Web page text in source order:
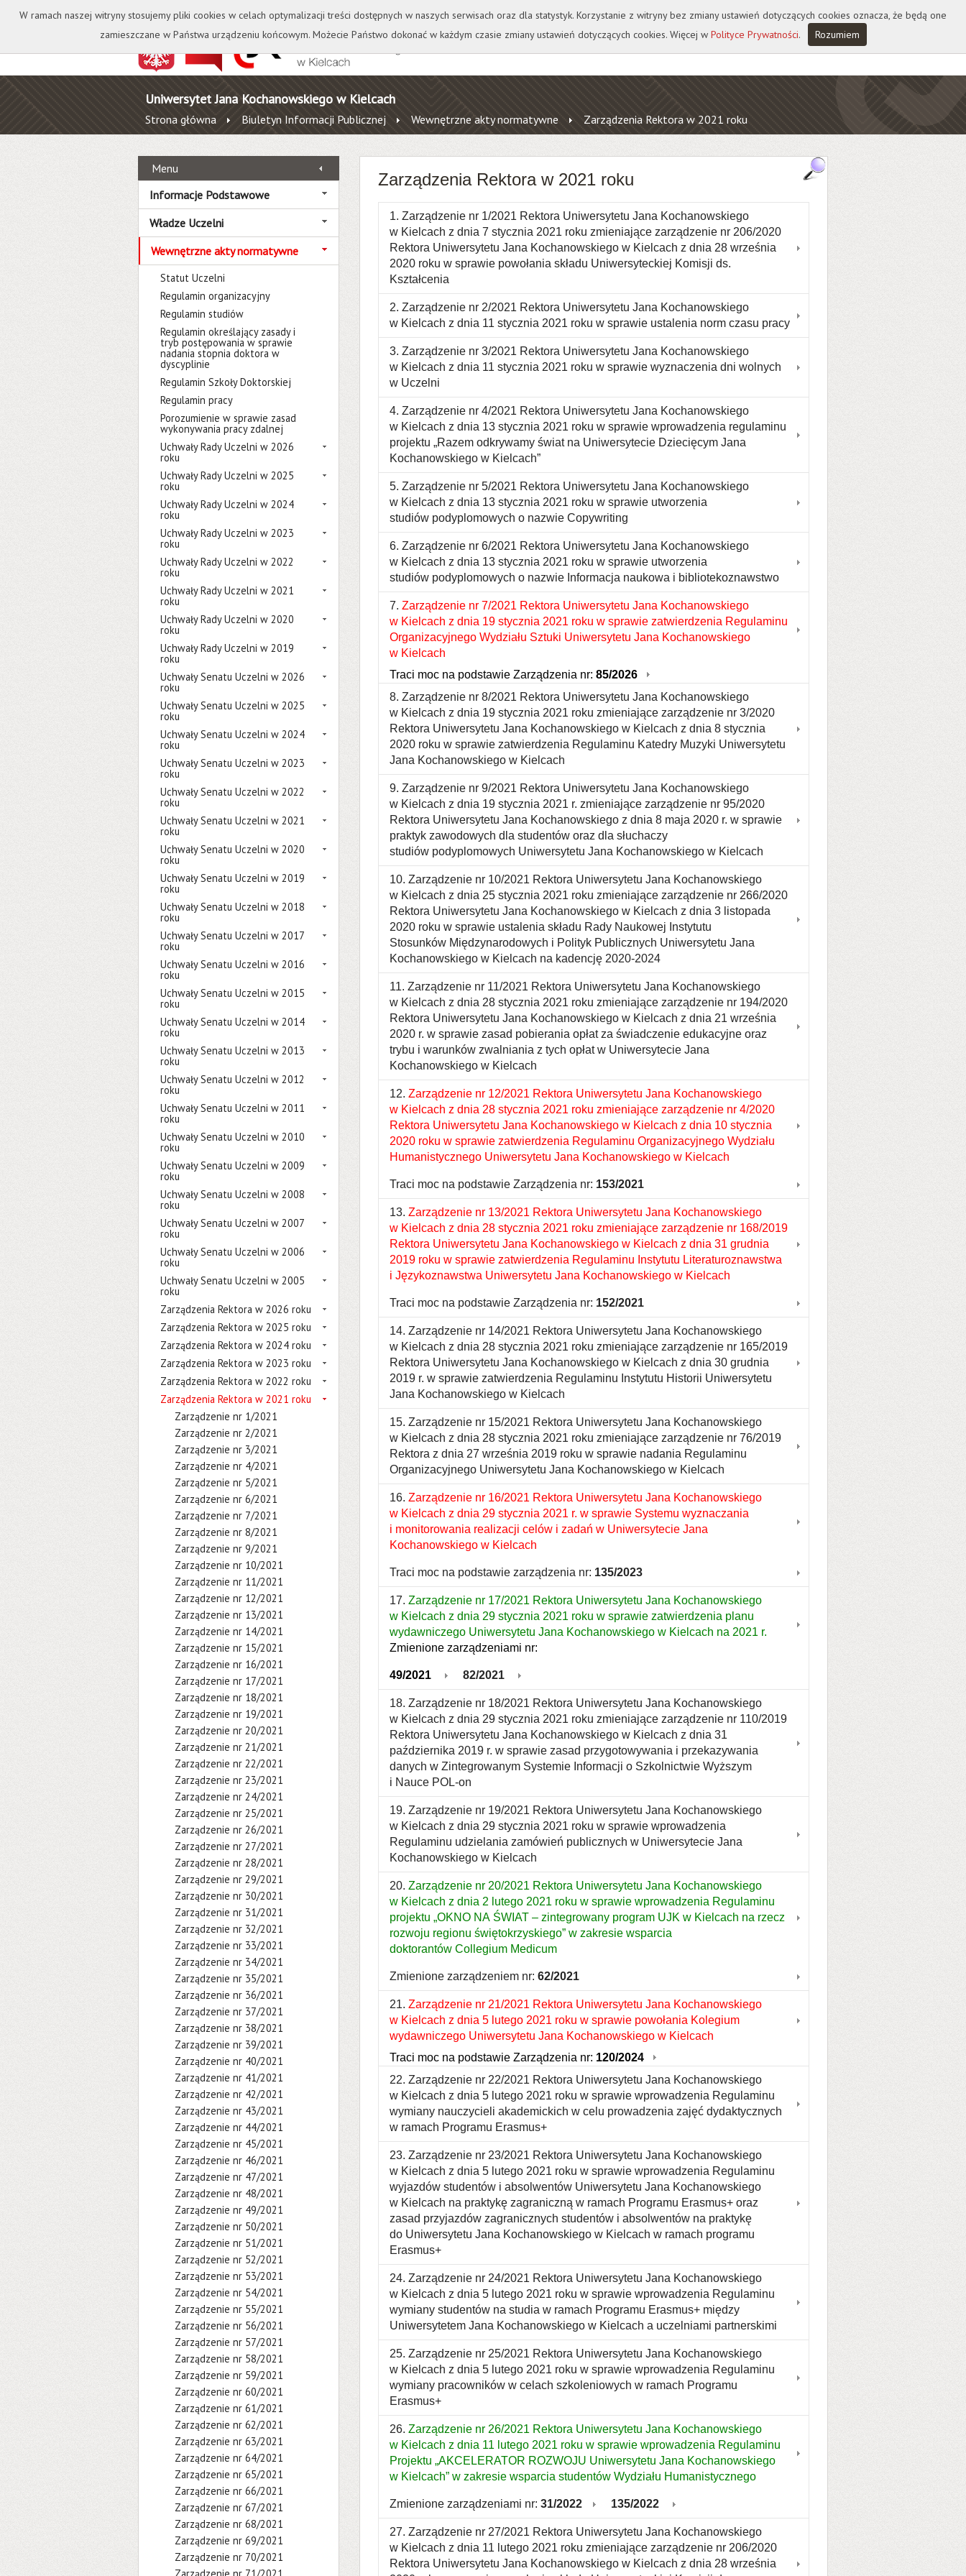
Kontakt Biblioteka Wydawnictwo Wirtualna Uczelnia A A A A
Uniwersytet Jana Kochanowskiego w Kielcach
Strona główna Biuletyn Informacji Publicznej Wewnętrzne akty normatywne Zarządzenia Rektora w 2021 roku
Menu
Informacje Podstawowe
Władze Uczelni
Wewnętrzne akty normatywne
Statut Uczelni
Regulamin organizacyjny
Regulamin studiów
Regulamin określający zasady i
tryb postępowania w sprawie
nadania stopnia doktora w
dyscyplinie
Regulamin Szkoły Doktorskiej
Regulamin pracy
Porozumienie w sprawie zasad
wykonywania pracy zdalnej
Uchwały Rady Uczelni w 2026
roku
Uchwały Rady Uczelni w 2025
roku
Uchwały Rady Uczelni w 2024
roku
Uchwały Rady Uczelni w 2023
roku
Uchwały Rady Uczelni w 2022
roku
Uchwały Rady Uczelni w 2021
roku
Uchwały Rady Uczelni w 2020
roku
Uchwały Rady Uczelni w 2019
roku
Uchwały Senatu Uczelni w 2026
roku
Uchwały Senatu Uczelni w 2025
roku
Uchwały Senatu Uczelni w 2024
roku
Uchwały Senatu Uczelni w 2023
roku
Uchwały Senatu Uczelni w 2022
roku
Uchwały Senatu Uczelni w 2021
roku
Uchwały Senatu Uczelni w 2020
roku
Uchwały Senatu Uczelni w 2019
roku
Uchwały Senatu Uczelni w 2018
roku
Uchwały Senatu Uczelni w 2017
roku
Uchwały Senatu Uczelni w 2016
roku
Uchwały Senatu Uczelni w 2015
roku
Uchwały Senatu Uczelni w 2014
roku
Uchwały Senatu Uczelni w 2013
roku
Uchwały Senatu Uczelni w 2012
roku
Uchwały Senatu Uczelni w 2011
roku
Uchwały Senatu Uczelni w 2010
roku
Uchwały Senatu Uczelni w 2009
roku
Uchwały Senatu Uczelni w 2008
roku
Uchwały Senatu Uczelni w 2007
roku
Uchwały Senatu Uczelni w 2006
roku
Uchwały Senatu Uczelni w 2005
roku
Zarządzenia Rektora w 2026 roku
Zarządzenia Rektora w 2025 roku
Zarządzenia Rektora w 2024 roku
Zarządzenia Rektora w 2023 roku
Zarządzenia Rektora w 2022 roku
Zarządzenia Rektora w 2021 roku
Zarządzenie nr 1/2021
Zarządzenie nr 2/2021
Zarządzenie nr 3/2021
Zarządzenie nr 4/2021
Zarządzenie nr 5/2021
Zarządzenie nr 6/2021
Zarządzenie nr 7/2021
Zarządzenie nr 8/2021
Zarządzenie nr 9/2021
Zarządzenie nr 10/2021
Zarządzenie nr 11/2021
Zarządzenie nr 12/2021
Zarządzenie nr 13/2021
Zarządzenie nr 14/2021
Zarządzenie nr 15/2021
Zarządzenie nr 16/2021
Zarządzenie nr 17/2021
Zarządzenie nr 18/2021
Zarządzenie nr 19/2021
Zarządzenie nr 20/2021
Zarządzenie nr 21/2021
Zarządzenie nr 22/2021
Zarządzenie nr 23/2021
Zarządzenie nr 24/2021
Zarządzenie nr 25/2021
Zarządzenie nr 26/2021
Zarządzenie nr 27/2021
Zarządzenie nr 28/2021
Zarządzenie nr 29/2021
Zarządzenie nr 30/2021
Zarządzenie nr 31/2021
Zarządzenie nr 32/2021
Zarządzenie nr 33/2021
Zarządzenie nr 34/2021
Zarządzenie nr 35/2021
Zarządzenie nr 36/2021
Zarządzenie nr 37/2021
Zarządzenie nr 38/2021
Zarządzenie nr 39/2021
Zarządzenie nr 40/2021
Zarządzenie nr 41/2021
Zarządzenie nr 42/2021
Zarządzenie nr 43/2021
Zarządzenie nr 44/2021
Zarządzenie nr 45/2021
Zarządzenie nr 46/2021
Zarządzenie nr 47/2021
Zarządzenie nr 48/2021
Zarządzenie nr 49/2021
Zarządzenie nr 50/2021
Zarządzenie nr 51/2021
Zarządzenie nr 52/2021
Zarządzenie nr 53/2021
Zarządzenie nr 54/2021
Zarządzenie nr 55/2021
Zarządzenie nr 56/2021
Zarządzenie nr 57/2021
Zarządzenie nr 58/2021
Zarządzenie nr 59/2021
Zarządzenie nr 60/2021
Zarządzenie nr 61/2021
Zarządzenie nr 62/2021
Zarządzenie nr 63/2021
Zarządzenie nr 64/2021
Zarządzenie nr 65/2021
Zarządzenie nr 66/2021
Zarządzenie nr 67/2021
Zarządzenie nr 68/2021
Zarządzenie nr 69/2021
Zarządzenie nr 70/2021
Zarządzenia Rektora w 2021 roku
1. Zarządzenie nr 1/2021 Rektora Uniwersytetu Jana Kochanowskiego
w Kielcach z dnia 7 stycznia 2021 roku zmieniające zarządzenie nr 206/2020
Rektora Uniwersytetu Jana Kochanowskiego w Kielcach z dnia 28 września
2020 roku w sprawie powołania składu Uniwersyteckiej Komisji ds.
Kształcenia
2. Zarządzenie nr 2/2021 Rektora Uniwersytetu Jana Kochanowskiego
w Kielcach z dnia 11 stycznia 2021 roku w sprawie ustalenia norm czasu pracy
3. Zarządzenie nr 3/2021 Rektora Uniwersytetu Jana Kochanowskiego
w Kielcach z dnia 11 stycznia 2021 roku w sprawie wyznaczenia dni wolnych
w Uczelni
4. Zarządzenie nr 4/2021 Rektora Uniwersytetu Jana Kochanowskiego
w Kielcach z dnia 13 stycznia 2021 roku w sprawie wprowadzenia regulaminu
projektu „Razem odkrywamy świat na Uniwersytecie Dziecięcym Jana
Kochanowskiego w Kielcach”
5. Zarządzenie nr 5/2021 Rektora Uniwersytetu Jana Kochanowskiego
w Kielcach z dnia 13 stycznia 2021 roku w sprawie utworzenia
studiów podyplomowych o nazwie Copywriting
6. Zarządzenie nr 6/2021 Rektora Uniwersytetu Jana Kochanowskiego
w Kielcach z dnia 13 stycznia 2021 roku w sprawie utworzenia
studiów podyplomowych o nazwie Informacja naukowa i bibliotekoznawstwo
7. Zarządzenie nr 7/2021 Rektora Uniwersytetu Jana Kochanowskiego
w Kielcach z dnia 19 stycznia 2021 roku w sprawie zatwierdzenia Regulaminu
Organizacyjnego Wydziału Sztuki Uniwersytetu Jana Kochanowskiego
w Kielcach
Traci moc na podstawie Zarządzenia nr: 85/2026
8. Zarządzenie nr 8/2021 Rektora Uniwersytetu Jana Kochanowskiego
w Kielcach z dnia 19 stycznia 2021 roku zmieniające zarządzenie nr 3/2020
Rektora Uniwersytetu Jana Kochanowskiego w Kielcach z dnia 8 stycznia
2020 roku w sprawie zatwierdzenia Regulaminu Katedry Muzyki Uniwersytetu
Jana Kochanowskiego w Kielcach
9. Zarządzenie nr 9/2021 Rektora Uniwersytetu Jana Kochanowskiego
w Kielcach z dnia 19 stycznia 2021 r. zmieniające zarządzenie nr 95/2020
Rektora Uniwersytetu Jana Kochanowskiego z dnia 8 maja 2020 r. w sprawie
praktyk zawodowych dla studentów oraz dla słuchaczy
studiów podyplomowych Uniwersytetu Jana Kochanowskiego w Kielcach
10. Zarządzenie nr 10/2021 Rektora Uniwersytetu Jana Kochanowskiego
w Kielcach z dnia 25 stycznia 2021 roku zmieniające zarządzenie nr 266/2020
Rektora Uniwersytetu Jana Kochanowskiego w Kielcach z dnia 3 listopada
2020 roku w sprawie ustalenia składu Rady Naukowej Instytutu
Stosunków Międzynarodowych i Polityk Publicznych Uniwersytetu Jana
Kochanowskiego w Kielcach na kadencję 2020-2024
11. Zarządzenie nr 11/2021 Rektora Uniwersytetu Jana Kochanowskiego
w Kielcach z dnia 28 stycznia 2021 roku zmieniające zarządzenie nr 194/2020
Rektora Uniwersytetu Jana Kochanowskiego w Kielcach z dnia 21 września
2020 r. w sprawie zasad pobierania opłat za świadczenie edukacyjne oraz
trybu i warunków zwalniania z tych opłat w Uniwersytecie Jana
Kochanowskiego w Kielcach
12. Zarządzenie nr 12/2021 Rektora Uniwersytetu Jana Kochanowskiego
w Kielcach z dnia 28 stycznia 2021 roku zmieniające zarządzenie nr 4/2020
Rektora Uniwersytetu Jana Kochanowskiego w Kielcach z dnia 10 stycznia
2020 roku w sprawie zatwierdzenia Regulaminu Organizacyjnego Wydziału
Humanistycznego Uniwersytetu Jana Kochanowskiego w Kielcach
Traci moc na podstawie Zarządzenia nr: 153/2021
13. Zarządzenie nr 13/2021 Rektora Uniwersytetu Jana Kochanowskiego
w Kielcach z dnia 28 stycznia 2021 roku zmieniające zarządzenie nr 168/2019
Rektora Uniwersytetu Jana Kochanowskiego w Kielcach z dnia 31 grudnia
2019 roku w sprawie zatwierdzenia Regulaminu Instytutu Literaturoznawstwa
i Językoznawstwa Uniwersytetu Jana Kochanowskiego w Kielcach
Traci moc na podstawie Zarządzenia nr: 152/2021
14. Zarządzenie nr 14/2021 Rektora Uniwersytetu Jana Kochanowskiego
w Kielcach z dnia 28 stycznia 2021 roku zmieniające zarządzenie nr 165/2019
Rektora Uniwersytetu Jana Kochanowskiego w Kielcach z dnia 30 grudnia
2019 r. w sprawie zatwierdzenia Regulaminu Instytutu Historii Uniwersytetu
Jana Kochanowskiego w Kielcach
15. Zarządzenie nr 15/2021 Rektora Uniwersytetu Jana Kochanowskiego
w Kielcach z dnia 28 stycznia 2021 roku zmieniające zarządzenie nr 76/2019
Rektora z dnia 27 września 2019 roku w sprawie nadania Regulaminu
Organizacyjnego Uniwersytetu Jana Kochanowskiego w Kielcach
16. Zarządzenie nr 16/2021 Rektora Uniwersytetu Jana Kochanowskiego
w Kielcach z dnia 29 stycznia 2021 r. w sprawie Systemu wyznaczania
i monitorowania realizacji celów i zadań w Uniwersytecie Jana
Kochanowskiego w Kielcach
Traci moc na podstawie zarządzenia nr: 135/2023
17. Zarządzenie nr 17/2021 Rektora Uniwersytetu Jana Kochanowskiego
w Kielcach z dnia 29 stycznia 2021 roku w sprawie zatwierdzenia planu
wydawniczego Uniwersytetu Jana Kochanowskiego w Kielcach na 2021 r.
Zmienione zarządzeniami nr:
49/2021 82/2021
18. Zarządzenie nr 18/2021 Rektora Uniwersytetu Jana Kochanowskiego
w Kielcach z dnia 29 stycznia 2021 roku zmieniające zarządzenie nr 110/2019
Rektora Uniwersytetu Jana Kochanowskiego w Kielcach z dnia 31
października 2019 r. w sprawie zasad przygotowywania i przekazywania
danych w Zintegrowanym Systemie Informacji o Szkolnictwie Wyższym
i Nauce POL-on
19. Zarządzenie nr 19/2021 Rektora Uniwersytetu Jana Kochanowskiego
w Kielcach z dnia 29 stycznia 2021 roku w sprawie wprowadzenia
Regulaminu udzielania zamówień publicznych w Uniwersytecie Jana
Kochanowskiego w Kielcach
20. Zarządzenie nr 20/2021 Rektora Uniwersytetu Jana Kochanowskiego
w Kielcach z dnia 2 lutego 2021 roku w sprawie wprowadzenia Regulaminu
projektu „OKNO NA ŚWIAT – zintegrowany program UJK w Kielcach na rzecz
rozwoju regionu świętokrzyskiego” w zakresie wsparcia
doktorantów Collegium Medicum
Zmienione zarządzeniem nr: 62/2021
21. Zarządzenie nr 21/2021 Rektora Uniwersytetu Jana Kochanowskiego
w Kielcach z dnia 5 lutego 2021 roku w sprawie powołania Kolegium
wydawniczego Uniwersytetu Jana Kochanowskiego w Kielcach
Traci moc na podstawie Zarządzenia nr: 120/2024
22. Zarządzenie nr 22/2021 Rektora Uniwersytetu Jana Kochanowskiego
w Kielcach z dnia 5 lutego 2021 roku w sprawie wprowadzenia Regulaminu
wymiany nauczycieli akademickich w celu prowadzenia zajęć dydaktycznych
w ramach Programu Erasmus+
23. Zarządzenie nr 23/2021 Rektora Uniwersytetu Jana Kochanowskiego
w Kielcach z dnia 5 lutego 2021 roku w sprawie wprowadzenia Regulaminu
wyjazdów studentów i absolwentów Uniwersytetu Jana Kochanowskiego
w Kielcach na praktykę zagraniczną w ramach Programu Erasmus+ oraz
zasad przyjazdów zagranicznych studentów i absolwentów na praktykę
do Uniwersytetu Jana Kochanowskiego w Kielcach w ramach programu
Erasmus+
24. Zarządzenie nr 24/2021 Rektora Uniwersytetu Jana Kochanowskiego
w Kielcach z dnia 5 lutego 2021 roku w sprawie wprowadzenia Regulaminu
wymiany studentów na studia w ramach Programu Erasmus+ między
Uniwersytetem Jana Kochanowskiego w Kielcach a uczelniami partnerskimi
25. Zarządzenie nr 25/2021 Rektora Uniwersytetu Jana Kochanowskiego
w Kielcach z dnia 5 lutego 2021 roku w sprawie wprowadzenia Regulaminu
wymiany pracowników w celach szkoleniowych w ramach Programu
Erasmus+
26. Zarządzenie nr 26/2021 Rektora Uniwersytetu Jana Kochanowskiego
w Kielcach z dnia 11 lutego 2021 roku w sprawie wprowadzenia Regulaminu
Projektu „AKCELERATOR ROZWOJU Uniwersytetu Jana Kochanowskiego
w Kielcach” w zakresie wsparcia studentów Wydziału Humanistycznego
Zmienione zarządzeniami nr: 31/2022 135/2022
27. Zarządzenie nr 27/2021 Rektora Uniwersytetu Jana Kochanowskiego
w Kielcach z dnia 11 lutego 2021 roku zmieniające zarządzenie nr 206/2020
Rektora Uniwersytetu Jana Kochanowskiego w Kielcach z dnia 28 września
W ramach naszej witryny stosujemy pliki cookies w celach optymalizacji treści dostępnych w naszych serwisach oraz dla statystyk. Korzystanie z witryny bez zmiany ustawień dotyczących cookies oznacza, że będą one
zamieszczane w Państwa urządzeniu końcowym. Możecie Państwo dokonać w każdym czasie zmiany ustawień dotyczących cookies. Więcej w Polityce Prywatności. Rozumiem